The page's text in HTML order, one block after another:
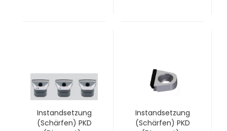
Instandsetzung
(Schärfen) PKD
Instandsetzung
(Schärfen) PKD